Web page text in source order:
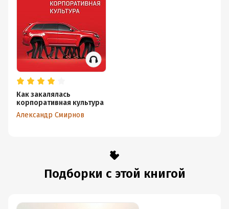
Как закалялась
корпоративная культура
Александр Смирнов
Подборки с этой книгой